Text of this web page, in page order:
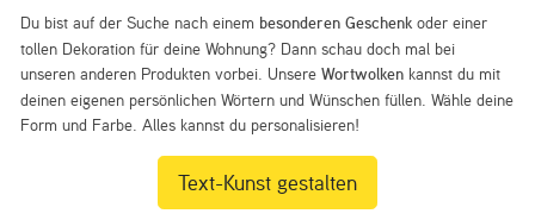
Du bist auf der Suche nach einem besonderen Geschenk oder einer
tollen Dekoration für deine Wohnung? Dann schau doch mal bei
unseren anderen Produkten vorbei. UnsereWortwolken kannst du mit
deinen eigenen persönlichen Wörtern und Wünschen füllen. Wähle deine
Form und Farbe. Alles kannst du personalisieren!
Text-Kunst gestalten